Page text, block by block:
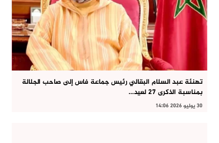
تهنئة عبد السلام البقالي رئيس جماعة فاس إلى صاحب الجلالة
بمناسبة الذكرى 27 لعيد…
30 يوليو 2026 14:06